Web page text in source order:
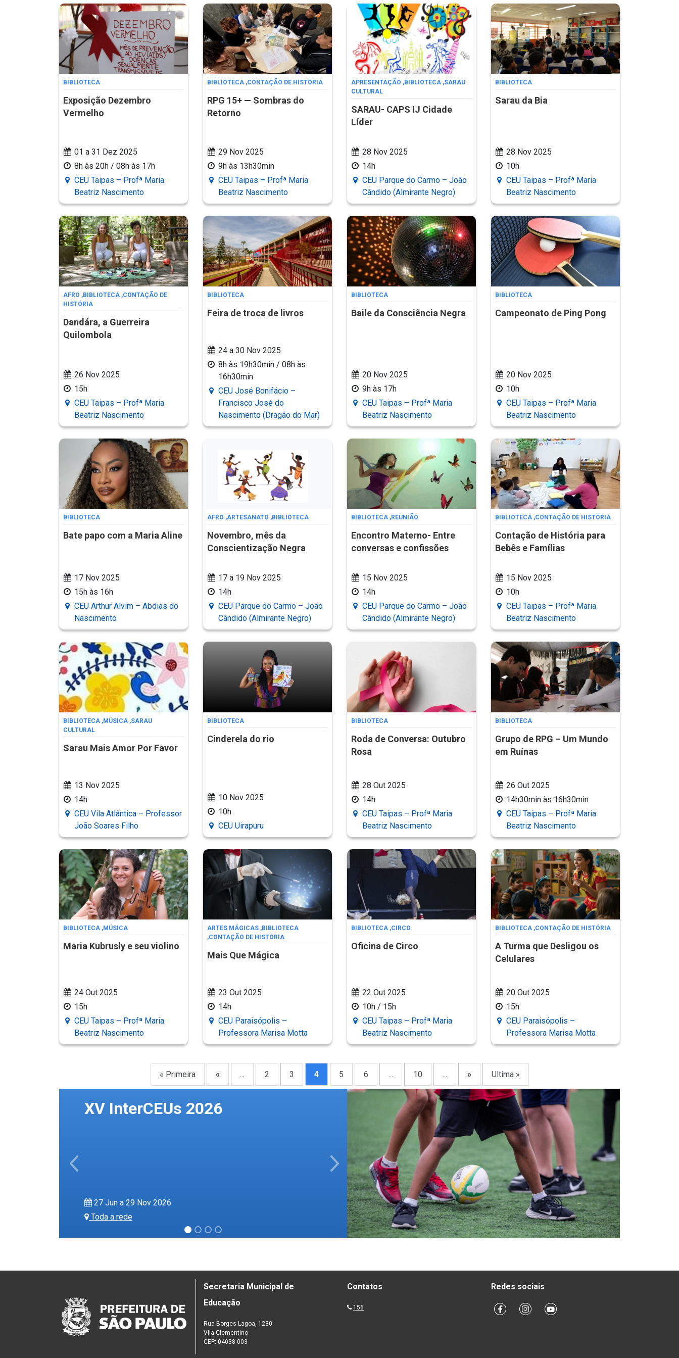
BIBLIOTECA
Exposição Dezembro
Vermelho
01 a 31 Dez 2025
8h às 20h / 08h às 17h
CEU Taipas – Profª Maria
Beatriz Nascimento
BIBLIOTECA ,CONTAÇÃO DE HISTÓRIA
RPG 15+ — Sombras do
Retorno
29 Nov 2025
9h às 13h30min
CEU Taipas – Profª Maria
Beatriz Nascimento
APRESENTAÇÃO ,BIBLIOTECA ,SARAU
CULTURAL
SARAU- CAPS IJ Cidade
Líder
28 Nov 2025
14h
CEU Parque do Carmo – João
Cândido (Almirante Negro)
BIBLIOTECA
Sarau da Bia
28 Nov 2025
10h
CEU Taipas – Profª Maria
Beatriz Nascimento
AFRO ,BIBLIOTECA ,CONTAÇÃO DE
HISTÓRIA
Dandára, a Guerreira
Quilombola
26 Nov 2025
15h
CEU Taipas – Profª Maria
Beatriz Nascimento
BIBLIOTECA
Feira de troca de livros
24 a 30 Nov 2025
8h às 19h30min / 08h às
16h30min
CEU José Bonifácio –
Francisco José do
Nascimento (Dragão do Mar)
BIBLIOTECA
Baile da Consciência Negra
20 Nov 2025
9h às 17h
CEU Taipas – Profª Maria
Beatriz Nascimento
BIBLIOTECA
Campeonato de Ping Pong
20 Nov 2025
10h
CEU Taipas – Profª Maria
Beatriz Nascimento
BIBLIOTECA
Bate papo com a Maria Aline
17 Nov 2025
15h às 16h
CEU Arthur Alvim – Abdias do
Nascimento
AFRO ,ARTESANATO ,BIBLIOTECA
Novembro, mês da
Conscientização Negra
17 a 19 Nov 2025
14h
CEU Parque do Carmo – João
Cândido (Almirante Negro)
BIBLIOTECA ,REUNIÃO
Encontro Materno- Entre
conversas e confissões
15 Nov 2025
14h
CEU Parque do Carmo – João
Cândido (Almirante Negro)
BIBLIOTECA ,CONTAÇÃO DE HISTÓRIA
Contação de História para
Bebês e Famílias
15 Nov 2025
10h
CEU Taipas – Profª Maria
Beatriz Nascimento
BIBLIOTECA ,MÚSICA ,SARAU
CULTURAL
Sarau Mais Amor Por Favor
13 Nov 2025
14h
CEU Vila Atlântica – Professor
João Soares Filho
BIBLIOTECA
Cinderela do rio
10 Nov 2025
10h
CEU Uirapuru
BIBLIOTECA
Roda de Conversa: Outubro
Rosa
28 Out 2025
14h
CEU Taipas – Profª Maria
Beatriz Nascimento
BIBLIOTECA
Grupo de RPG – Um Mundo
em Ruínas
26 Out 2025
14h30min às 16h30min
CEU Taipas – Profª Maria
Beatriz Nascimento
BIBLIOTECA ,MÚSICA
Maria Kubrusly e seu violino
24 Out 2025
15h
CEU Taipas – Profª Maria
Beatriz Nascimento
ARTES MÁGICAS ,BIBLIOTECA
,CONTAÇÃO DE HISTÓRIA
Mais Que Mágica
23 Out 2025
14h
CEU Paraisópolis –
Professora Marisa Motta
BIBLIOTECA ,CIRCO
Oficina de Circo
22 Out 2025
10h / 15h
CEU Taipas – Profª Maria
Beatriz Nascimento
BIBLIOTECA ,CONTAÇÃO DE HISTÓRIA
A Turma que Desligou os
Celulares
20 Out 2025
15h
CEU Paraisópolis –
Professora Marisa Motta
« Primeira « ... 2 3 4 5 6 ... 10 ... » Ultima »
XV InterCEUs 2026
27 Jun a 29 Nov 2026
Toda a rede
Previous Next
Secretaria Municipal de
Educação
Rua Borges Lagoa, 1230
Vila Clementino
CEP: 04038-003
Contatos
156
Redes sociais